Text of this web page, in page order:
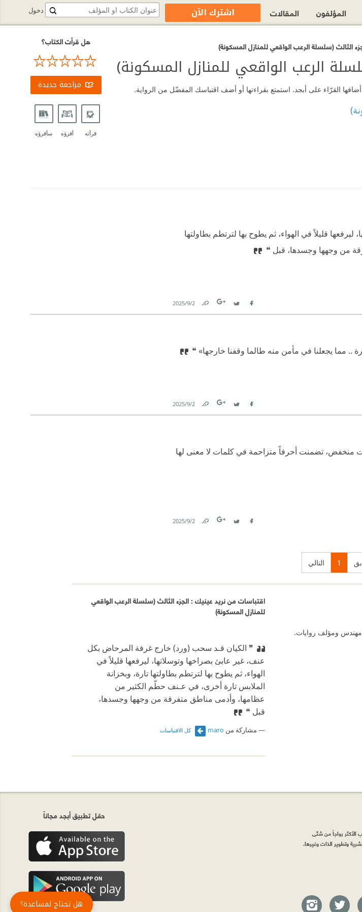
الثالث (سلسلة الرعب الواقعي للمنازل المسكونة)
الرعب الواقعي للمنازل المسكونة)
القرّاء على أبجد. استمتع بقراءتها أو أضف اقتباسك المفضّل من الرواية.
هل قرأت الكتاب؟
مراجعة جديدة
قرأته أقرؤه سأقرؤه
قليلاً في الهواء، ثم يطوح بها لترتطم بطاولتها
من وجهها وجسدها، قبل ❝
Facebook
Twitter
Link
2‏/9‏/2025
.. مما يجعلنا في مأمن منه طالما وقفنا خارجها» ❝
Facebook
Twitter
Link
2‏/9‏/2025
منخفض، تضمنت أحرفاً متزاحمة في كلمات لا معنى لها
2‏/9‏/2025
1 التالي
مهندس ومؤلف روايات.
اقتباسات من نريد عينيك : الجزء الثالث (سلسلة الرعب الواقعي
للمنازل المسكونة)
❞ الكيان قـد سحب (ورد) خارج غرفة المرحاض بكل
عنف، غير عابئ بصراخها وتوسلاتها، ليرفعها قليلاً في
الهواء، ثم يطوح بها لترتطم بطاولتها تارة، وبخزانة
الملابس تارة أخرى، في عـنف حطّم الكثير من
عظامها، وأدمى مناطق متفرقة من وجهها وجسدها،
قبل ❝
مشاركة من maro كل الاقتباسات
دخول المؤلفون المقالات اشترك الآن
حمّل تطبيق أبجد مجاناً
الأكثر رواجاً من شتّى
وتطوير الذات وغيرها.
هل تحتاج لمساعدة؟